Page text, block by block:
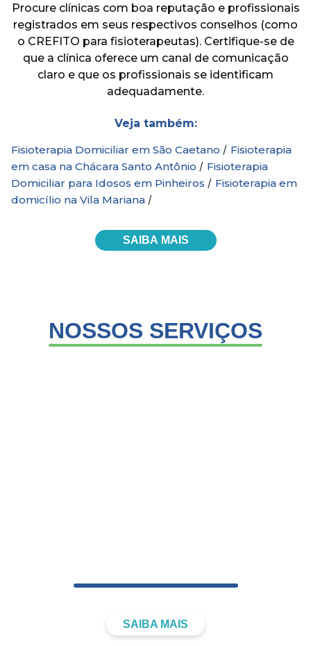
Procure clínicas com boa reputação e profissionais
registrados em seus respectivos conselhos (como
o CREFITO para fisioterapeutas). Certifique-se de
que a clínica oferece um canal de comunicação
claro e que os profissionais se identificam
adequadamente.
Veja também:
Fisioterapia Domiciliar em São Caetano / Fisioterapia
em casa na Chácara Santo Antônio / Fisioterapia
Domiciliar para Idosos em Pinheiros / Fisioterapia em
domicílio na Vila Mariana /
SAIBA MAIS
NOSSOS SERVIÇOS
SAIBA MAIS